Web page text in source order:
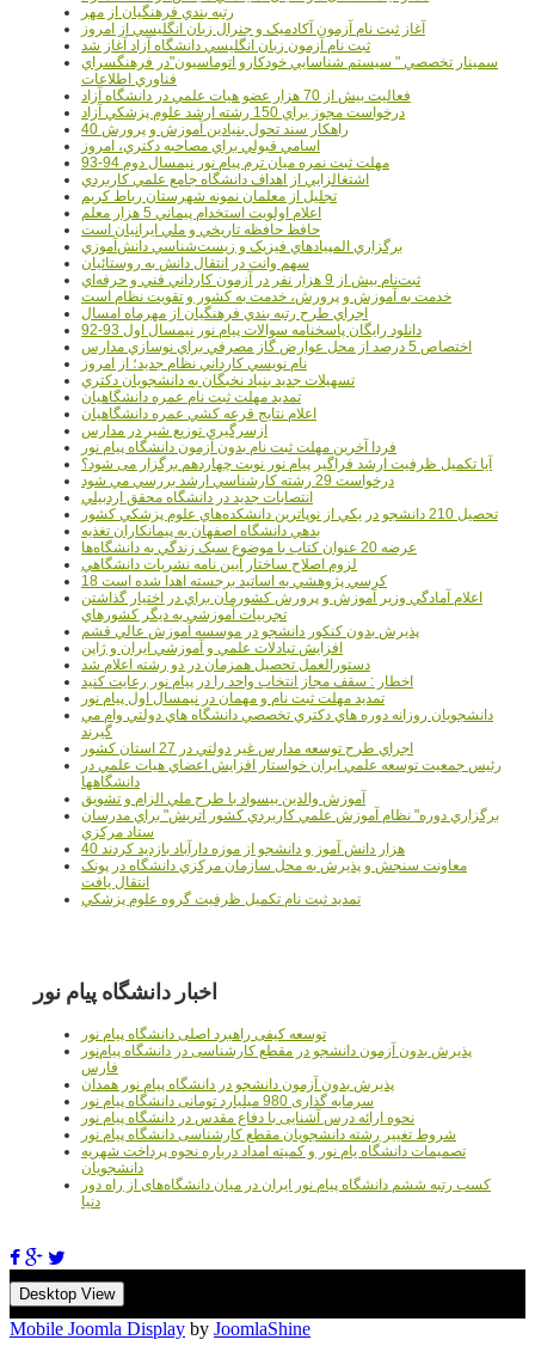
رتبه بندي فرهنگيان از مهر
آغاز ثبت نام آزمون آکادميک و جنرال زبان انگليسي از امروز
ثبت نام آزمون زبان انگليسي دانشگاه آزاد آغاز شد
سمينار تخصصي " سيستم شناسايي خودکارو اتوماسيون"در فرهنگسراي
فناوري اطلاعات
فعاليت بيش از 70 هزار عضو هيات علمي در دانشگاه آزاد
درخواست مجوز براي 150 رشته ارشد علوم پزشکي آزاد
40 راهکار سند تحول بنيادين آموزش و پرورش
اسامي قبولي براي مصاحبه دکتري، امروز
مهلت ثبت نمره میان ترم پیام نور نیمسال دوم 94-93
اشتغالزايي از اهداف دانشگاه جامع علمي کاربردي
تجليل از معلمان نمونه شهرستان رباط کريم
اعلام اولويت استخدام پيماني 5 هزار معلم
حافظ حافظه تاريخي و ملي ايرانيان است
برگزاري المپيادهاي فيزيک و زيست‌شناسي دانش‌آموزي
سهم وانت در انتقال دانش به روستائيان
ثبت‌نام بيش از 9 هزار نفر در آزمون کارداني فني و حرفه‌اي
خدمت به آموزش و پرورش، خدمت به کشور و تقويت نظام است
اجراي طرح رتبه بندي فرهنگيان از مهرماه امسال
دانلود رایگان پاسخنامه سوالات پیام نور نیمسال اول 93-92
اختصاص 5 درصد از محل عوارض گاز مصرفي براي نوسازي مدارس
نام نويسي کارداني نظام جديد؛ از امروز
تسهيلات جديد بنياد نخبگان به دانشجويان دکتري
تمديد مهلت ثبت نام عمره دانشگاهيان
اعلام نتايج قرعه کشي عمره دانشگاهيان
ازسرگيري توزيع شير در مدارس
فردا آخرین مهلت ثبت نام بدون آزمون دانشگاه پیام نور
آیا تکمیل ظرفیت ارشد فراگیر پیام نور نوبت چهاردهم برگزار می شود؟
درخواست 29 رشته کارشناسي ارشد بررسي مي شود
انتصابات جديد در دانشگاه محقق اردبيلي
تحصيل 210 دانشجو در يکي از نوپاترين دانشکده‌هاي علوم پزشکي کشور
بدهي دانشگاه اصفهان به پيمانکاران تغذيه
عرضه 20 عنوان کتاب با موضوع سبک زندگي به دانشگاه‌ها
لزوم اصلاح ساختار آيين نامه نشريات دانشگاهي
18 کرسي پژوهشي به اساتيد برجسته اهدا شده است
اعلام آمادگي وزير آموزش و پرورش کشورمان براي در اختيار گذاشتن
تجربيات آموزشي به ديگر کشورهاي
پذيرش بدون کنکور دانشجو در موسسه آموزش عالي قشم
افزايش تبادلات علمي و آموزشي ايران و ژاپن
دستورالعمل تحصیل همزمان در دو رشته اعلام شد
اخطار : سقف مجاز انتخاب واحد را در پیام نور رعایت کنید
تمدید مهلت ثبت نام و مهمان در نیمسال اول پیام نور
دانشجويان روزانه دوره هاي دكتري تخصصي دانشگاه هاي دولتي وام مي
گيرند
اجراي طرح توسعه مدارس غير دولتي در 27 استان کشور
رئيس جمعيت توسعه علمي ايران خواستار افزايش اعضاي هيات علمي در
دانشگاهها
آموزش والدين بيسواد با طرح ملي الزام و تشويق
برگزاري دوره" نظام آموزش علمي كاربردي كشور اتريش" براي مدرسان
ستاد مرکزي
40 هزار دانش آموز و دانشجو از موزه دارآباد بازديد کردند
معاونت سنجش و پذيرش به محل سازمان مرکزي دانشگاه در پونک
انتقال يافت
تمديد ثبت نام تکميل ظرفيت گروه علوم پزشکي
اخبار دانشگاه پیام نور
توسعه کیفی راهبرد اصلی دانشگاه پیام نور
پذیرش بدون آزمون دانشجو در مقطع کارشناسی در دانشگاه پیام‌نور
فارس
پذیرش بدون آزمون دانشجو در دانشگاه پیام نور همدان
سرمایه گذاری 980 میلیارد تومانی دانشگاه پیام نور
نحوه ارائه درس آشنایی با دفاع مقدس در دانشگاه پیام نور
شروط تغییر رشته دانشجویان مقطع کارشناسی دانشگاه پیام نور
تصمیمات دانشگاه یام نور و کمیته امداد درباره نحوه پرداخت شهریه
دانشجویان
کسب رتبه ششم دانشگاه پیام نور ایران در میان دانشگاه‌های از راه دور
دنیا
Desktop View
Mobile Joomla Display by JoomlaShine